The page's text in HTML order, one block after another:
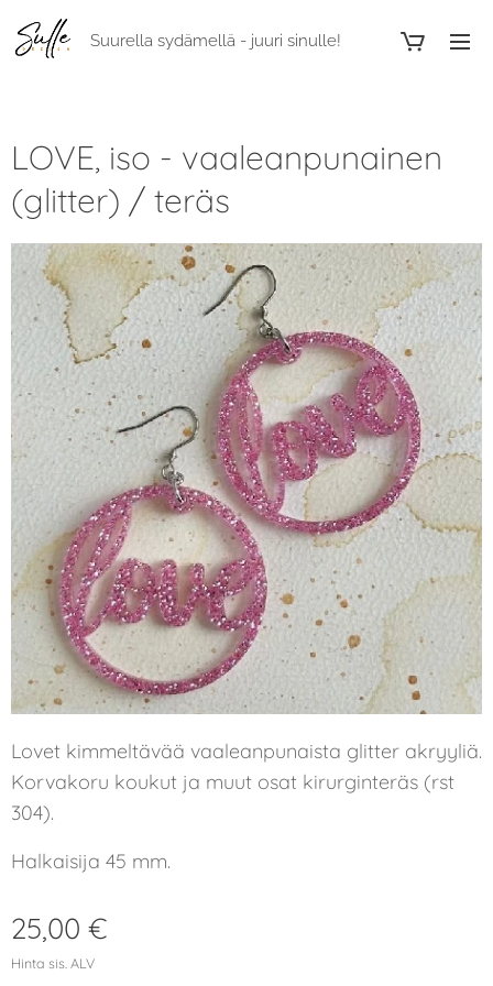
Suurella sydämellä - juuri sinulle!
LOVE, iso - vaaleanpunainen
(glitter) / teräs
Lovet kimmeltävää vaaleanpunaista glitter akryyliä.
Korvakoru koukut ja muut osat kirurginteräs (rst
304).
Halkaisija 45 mm.
25,00 €
Hinta sis. ALV